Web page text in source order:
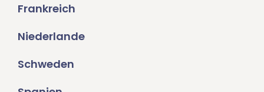
Frankreich
Niederlande
Schweden